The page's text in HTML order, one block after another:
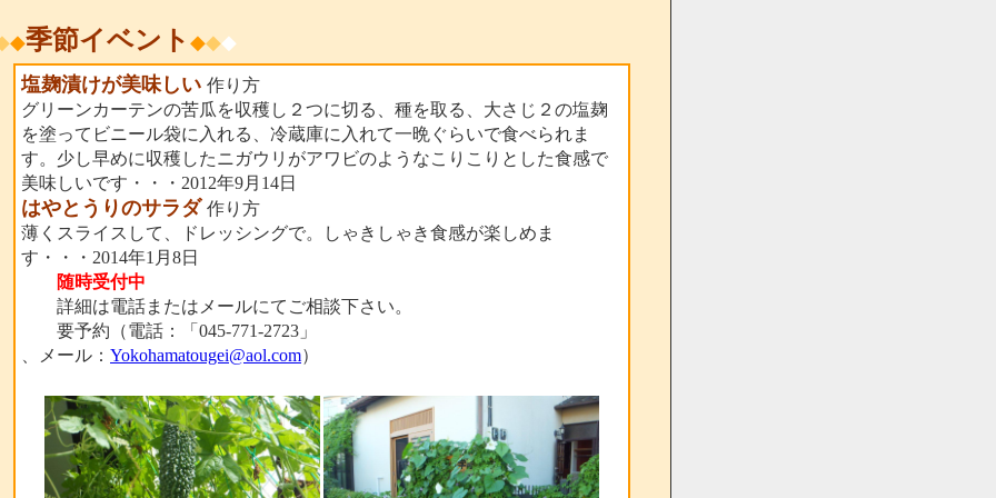
◆季節イベント ◆◆◆
塩麹漬けが美味しい 作り方
グリーンカーテンの苦瓜を収穫し２つに切る、種を取る、大さじ２の塩麹
を塗ってビニール袋に入れる、冷蔵庫に入れて一晩ぐらいで食べられま
す。少し早めに収穫したニガウリがアワビのようなこりこりとした食感で
美味しいです・・・2012年9月14日
はやとうりのサラダ 作り方
薄くスライスして、ドレッシングで。しゃきしゃき食感が楽しめま
す・・・2014年1月8日
随時受付中
詳細は電話またはメールにてご相談下さい。
要予約（電話：「045-771-2723」
、メール： Yokohamatougei@aol.com）